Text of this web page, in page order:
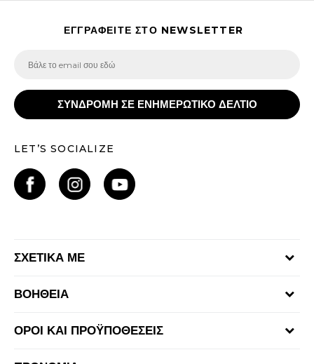
ΕΓΓΡΑΦΕΙΤΕ ΣΤΟ NEWSLETTER
ΣΥΝΔΡΟΜΗ ΣΕ ΕΝΗΜΕΡΩΤΙΚΟ ΔΕΛΤΙΟ
LET’S SOCIALIZE
ΣΧΕΤΙΚΑ ΜΕ
Καταστήματα
ΒΟΗΘΕΙΑ
Αποστολή & Παράδοση
ΟΡΟΙ ΚΑΙ ΠΡΟΫΠΟΘΕΣΕΙΣ